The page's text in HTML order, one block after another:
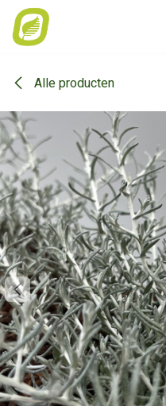
Overslaan naar inhoud
Alle producten